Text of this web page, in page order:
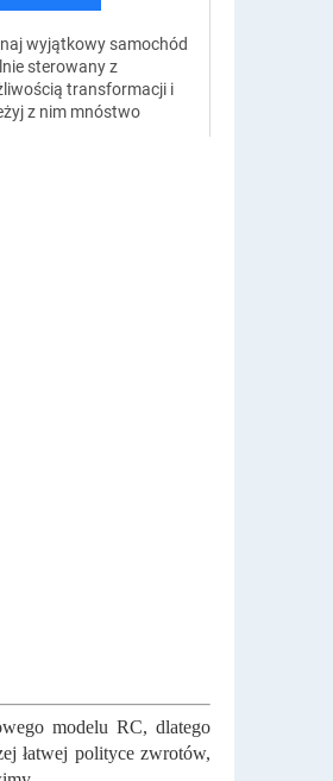
wyjątkowy samochód
sterowany z
transformacji i
z nim mnóstwo
modelu RC, dlatego
łatwej polityce zwrotów,